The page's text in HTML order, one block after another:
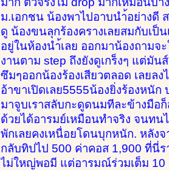
ม.เอกชน น้องพาไปอาบนำ้อย่างดี
ดู น้องขนลุกร้องครางเลยสมกับเ
อยู่ในห้องนำ้เลย ออกมาน้องถามจ
งานตาม step ถึงยังดูเกร็งๆ แต่มั
ซึมๆออกน้องร้องเสียวตลอด เลยล
อ้าขาเปิดเลย5555น้องยิ่งร้องหนั
มาจูบเราสลับกะดูดนมทีละข้างมือ
ด้วยได้อารมย์เหมือนทำจริง จนทน
พักเลยคงเหนื่อยโดนบุกหนัก. หลัง
กลับทิปไป 500 ค่าคอส 1,900 ที่นี่
ไม่ใหญ่พอมี แต่อารมณ์ร่วมเต็ม 10